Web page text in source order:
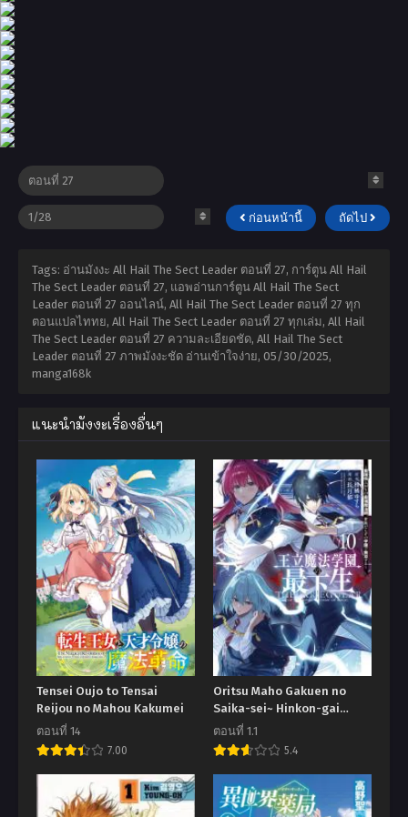
ก่อนหน้านี้ ถัดไป
Tags: อ่านมังงะ All Hail The Sect Leader ตอนที่ 27, การ์ตูน All Hail
The Sect Leader ตอนที่ 27, แอพอ่านการ์ตูน All Hail The Sect
Leader ตอนที่ 27 ออนไลน์, All Hail The Sect Leader ตอนที่ 27 ทุก
ตอนแปลไททย, All Hail The Sect Leader ตอนที่ 27 ทุกเล่ม, All Hail
The Sect Leader ตอนที่ 27 ความละเอียดชัด, All Hail The Sect
Leader ตอนที่ 27 ภาพมังงะชัด อ่านเข้าใจง่าย, 05/30/2025,
manga168k
แนะนำมังงะเรื่องอื่นๆ
Tensei Oujo to Tensai
Reijou no Mahou Kakumei
ตอนที่ 14
7.00
Oritsu Maho Gakuen no
Saika-sei~ Hinkon-gai
(Suramu) Agari no Saikyo
Maho-Shi, Kizoku-darake
no Gakuen de Muso Suru~
ตอนที่ 1.1
5.4